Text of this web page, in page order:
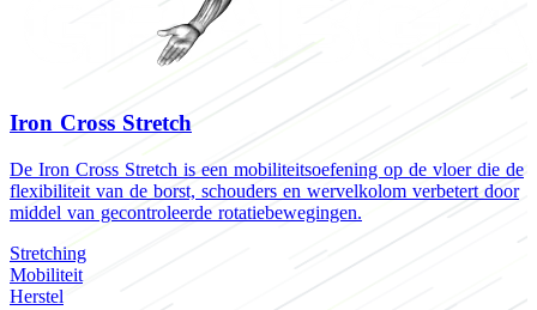
Iron Cross Stretch
De Iron Cross Stretch is een mobiliteitsoefening op de vloer die de
flexibiliteit van de borst, schouders en wervelkolom verbetert door
middel van gecontroleerde rotatiebewegingen.
Stretching
Mobiliteit
Herstel